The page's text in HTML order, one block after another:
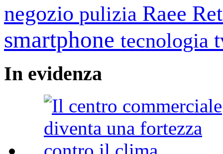
negozio pulizia Raee
smartphone tecnologia
In evidenza